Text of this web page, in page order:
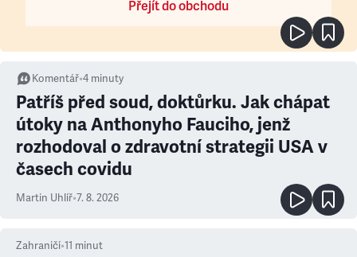
Přejít do obchodu
Komentář•4 minuty
Patříš před soud, doktůrku. Jak chápat
útoky na Anthonyho Fauciho, jenž
rozhodoval o zdravotní strategii USA v
časech covidu
Martin Uhlíř•7. 8. 2026
Zahraničí•11 minut